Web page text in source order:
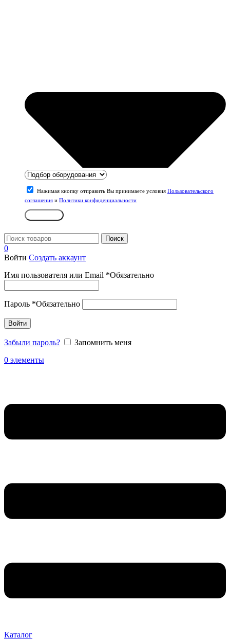
Нажимая кнопку отправить Вы принимаете условия Пользовательского
соглашения и Политики конфиденциальности
Поиск
0
Войти Создать аккаунт
Имя пользователя или Email *Обязательно
Пароль *Обязательно
Войти
Забыли пароль?
Запомнить меня
0 элементы
Каталог